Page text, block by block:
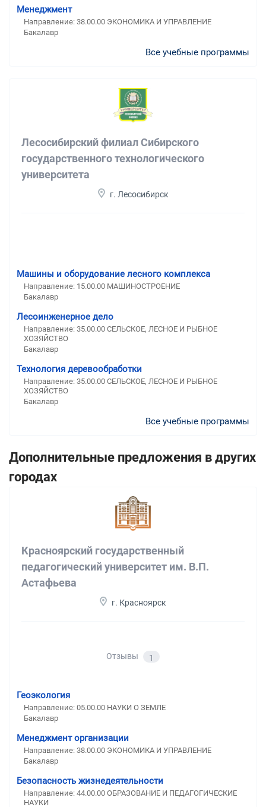
Менеджмент
Направление: 38.00.00 ЭКОНОМИКА И УПРАВЛЕНИЕ
Бакалавр
Все учебные программы
Лесосибирский филиал Сибирского
государственного технологического
университета
г. Лесосибирск
Машины и оборудование лесного комплекса
Направление: 15.00.00 МАШИНОСТРОЕНИЕ
Бакалавр
Лесоинженерное дело
Направление: 35.00.00 СЕЛЬСКОЕ, ЛЕСНОЕ И РЫБНОЕ
ХОЗЯЙСТВО
Бакалавр
Технология деревообработки
Направление: 35.00.00 СЕЛЬСКОЕ, ЛЕСНОЕ И РЫБНОЕ
ХОЗЯЙСТВО
Бакалавр
Все учебные программы
Дополнительные предложения в других
городах
Красноярский государственный
педагогический университет им. В.П.
Астафьева
г. Красноярск
Отзывы 1
Геоэкология
Направление: 05.00.00 НАУКИ О ЗЕМЛЕ
Бакалавр
Менеджмент организации
Направление: 38.00.00 ЭКОНОМИКА И УПРАВЛЕНИЕ
Бакалавр
Безопасность жизнедеятельности
Направление: 44.00.00 ОБРАЗОВАНИЕ И ПЕДАГОГИЧЕСКИЕ
НАУКИ